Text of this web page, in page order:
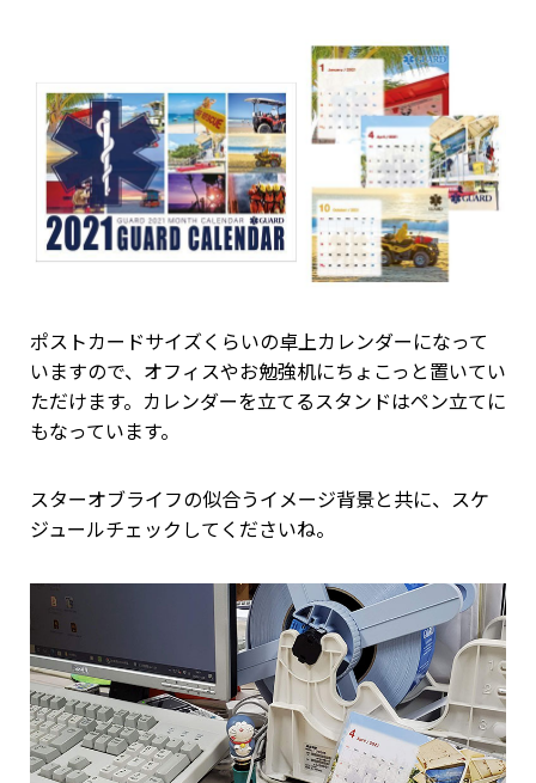
ポストカードサイズくらいの卓上カレンダーになって
いますので、オフィスやお勉強机にちょこっと置いてい
ただけます。カレンダーを立てるスタンドはペン立てに
もなっています。
スターオブライフの似合うイメージ背景と共に、スケ
ジュールチェックしてくださいね。